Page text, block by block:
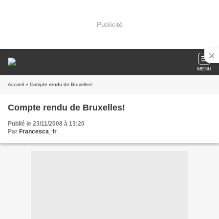
Publicité
MENU
Accueil » Compte rendu de Bruxelles!
Compte rendu de Bruxelles!
Publié le 23/11/2008 à 13:20
Par Francesca_fr